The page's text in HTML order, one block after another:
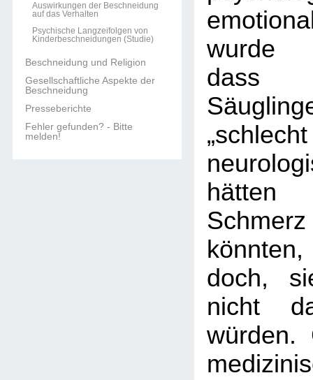
Auswirkungen der Beschneidung
auf das Verhalten
Psychische Langzeifolgen von
Kinderbeschneidungen (Studie)
Beschneidung und Religion
Gesellschaftliche Aspekte der
Beschneidung
Presseberichte
Fehler gefunden? - Bitte
melden!
wurde
dass
hätten
doch,
nicht
würden.